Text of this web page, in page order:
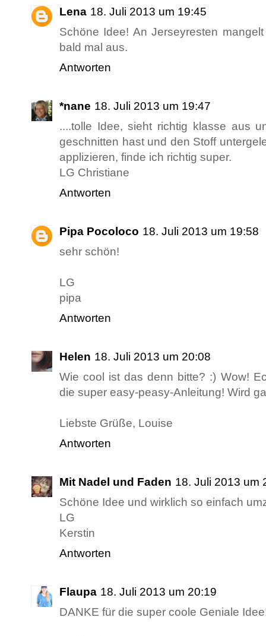
Lena 18. Juli 2013 um 19:45
Schöne Idee! An Jerseyresten
bald mal aus.
Antworten
*nane 18. Juli 2013 um 19:47
....tolle Idee, sieht richtig klasse aus
geschnitten hast und den Stoff
applizieren, finde ich richtig super.
LG Christiane
Antworten
Pipa Pocoloco 18. Juli 2013 um 19:58
sehr schön!
LG
pipa
Antworten
Helen 18. Juli 2013 um 20:08
Wie cool ist das denn bitte? :) Wow!
die super easy-peasy-Anleitung! Wird
Liebste Grüße, Louise
Antworten
Mit Nadel und Faden 18. Juli 2013 um
Schöne Idee und wirklich so einfach
LG
Kerstin
Antworten
Flaupa 18. Juli 2013 um 20:19
DANKE für die super coole Geniale